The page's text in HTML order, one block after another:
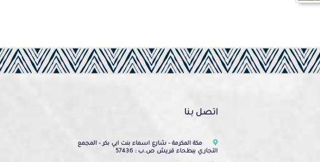
اتصل بنا
مكة المكرمة - شارع اسماء بنت ابي بكر - المجمع
التجاري ببطحاء قريش ص.ب : 57436